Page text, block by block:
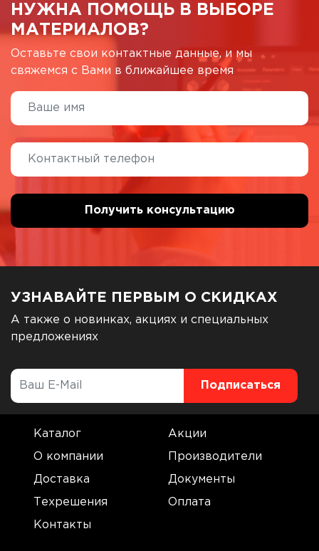
НУЖНА ПОМОЩЬ В ВЫБОРЕ
МАТЕРИАЛОВ?
Оставьте свои контактные данные, и мы
свяжемся с Вами в ближайшее время
УЗНАВАЙТЕ ПЕРВЫМ О СКИДКАХ
А также о новинках, акциях и специальных
предложениях
Каталог Акции
О компании Производители
Доставка Документы
Техрешения Оплата
Контакты